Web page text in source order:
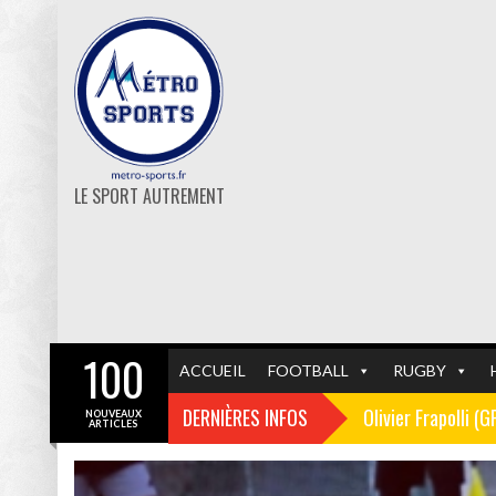
LE SPORT AUTREMENT
ACCUEIL FOOTBALL RUGBY
DERNIÈRES INFOS Olivier Frapolli
Christophe
100
NOUVEAUX
ARTICLES
FOOTBALL